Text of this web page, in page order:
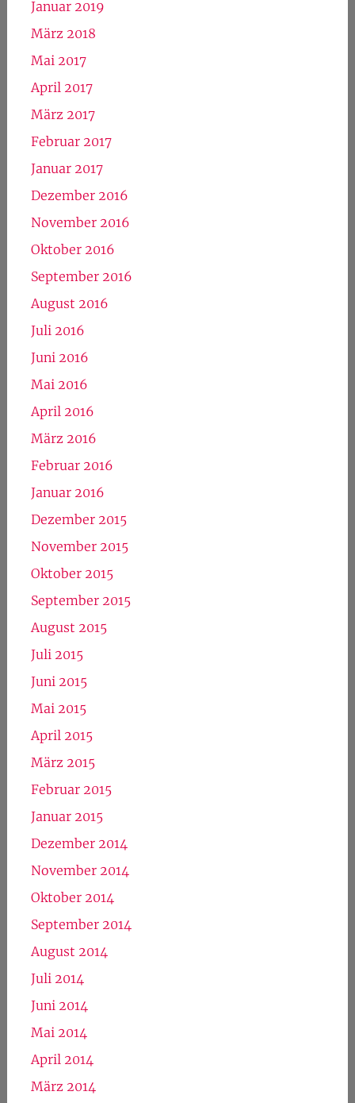
« Jan.
Archiv
Januar 2022
März 2019
Januar 2019
März 2018
Mai 2017
April 2017
März 2017
Februar 2017
Januar 2017
Dezember 2016
November 2016
Oktober 2016
September 2016
August 2016
Juli 2016
Juni 2016
Mai 2016
April 2016
März 2016
Februar 2016
Januar 2016
Dezember 2015
November 2015
Oktober 2015
September 2015
August 2015
Juli 2015
Juni 2015
Mai 2015
April 2015
März 2015
Februar 2015
Januar 2015
Dezember 2014
November 2014
Oktober 2014